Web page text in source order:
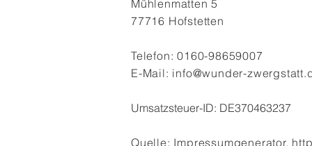
Mühlenmatten 5
77716 Hofstetten
Telefon: 0160-98659007
E-Mail: info@wunder-
Umsatzsteuer-ID: DE370463237
Quelle: Impressumgenerator,